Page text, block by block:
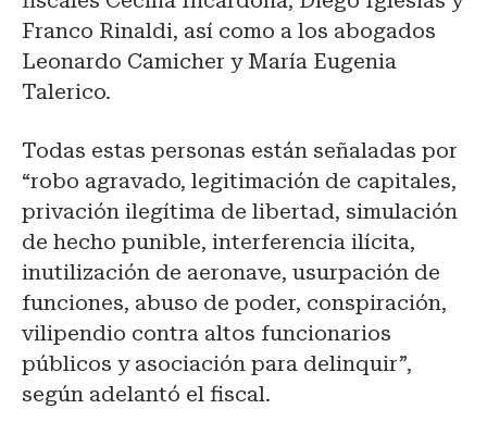
Franco Rinaldi, así como a los abogados
Leonardo Camicher y María Eugenia
Talerico.
Todas estas personas están señaladas por
“robo agravado, legitimación de capitales,
privación ilegítima de libertad, simulación
de hecho punible, interferencia ilícita,
inutilización de aeronave, usurpación de
funciones, abuso de poder, conspiración,
vilipendio contra altos funcionarios
públicos y asociación para delinquir”,
según adelantó el fiscal.